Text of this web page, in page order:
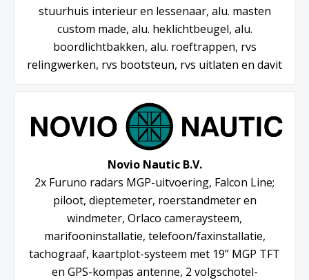
stuurhuis interieur en lessenaar, alu. masten
custom made, alu. heklichtbeugel, alu.
boordlichtbakken, alu. roeftrappen, rvs
relingwerken, rvs bootsteun, rvs uitlaten en davit
Novio Nautic B.V.
2x Furuno radars MGP-uitvoering, Falcon Line;
piloot, dieptemeter, roerstandmeter en
windmeter, Orlaco cameraysteem,
marifooninstallatie, telefoon/faxinstallatie,
tachograaf, kaartplot-systeem met 19” MGP TFT
en GPS-kompas antenne, 2 volgschotel-